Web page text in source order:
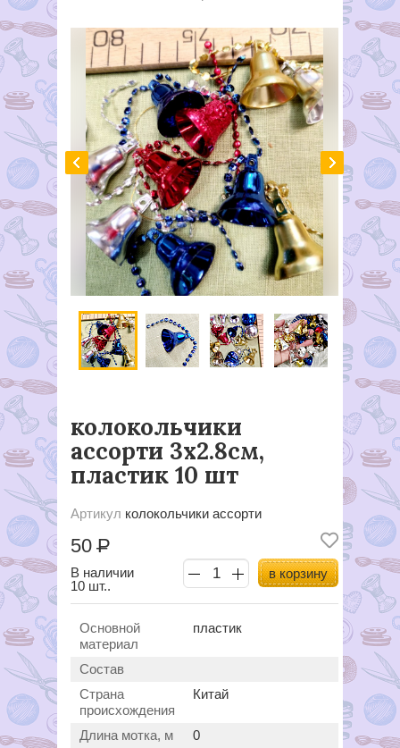
колокольчики
ассорти 3х2.8см,
пластик 10 шт
Артикул колокольчики ассорти
50Р
В наличии
10 шт..
в корзину
Основной
материал
пластик
Состав
Страна
происхождения
Китай
Длина мотка, м 0